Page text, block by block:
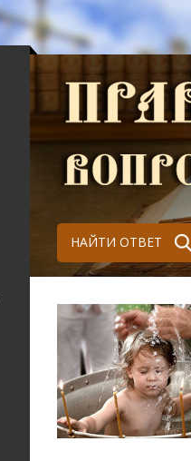
НАЙТИ ОТВЕТ